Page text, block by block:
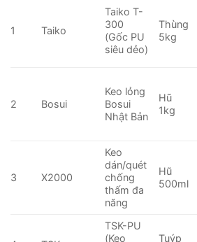
1 Taiko
Taiko T-
300
(Gốc PU
siêu dẻo)
Thùng
5kg
2 Bosui
Keo lỏng
Bosui
Nhật Bản
Hũ
1kg
3 X2000
Keo
dán/quét
chống
thấm đa
năng
Hũ
500ml
TSK-PU
(Keo
Tuýp